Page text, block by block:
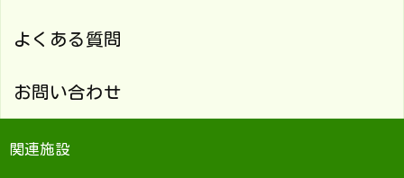
よくある質問
お問い合わせ
関連施設